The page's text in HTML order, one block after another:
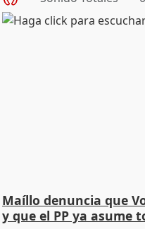
Maíllo denuncia que
y que el PP ya asume